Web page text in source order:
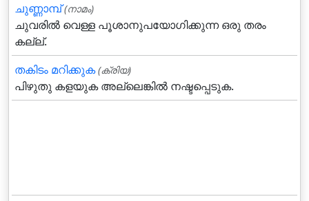
ചുണ്ണാമ്പ് (നാമം)
ചുവരില്‍ വെള്ള പൂശാനുപയോഗിക്കുന്ന ഒരു തരം
കല്ല്.
തകിടം മറിക്കുക (ക്രിയ)
പിഴുതു കളയുക അല്ലെങ്കില്‍ നഷ്ടപ്പെടുക.